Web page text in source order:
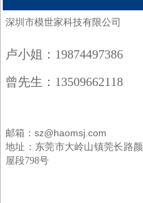
深圳市模世家科技有限公司
卢小姐：19874497386
曾先生：13509662118
邮箱：sz@haomsj.com
地址： 东莞市大岭山镇莞长路颜
屋段798号